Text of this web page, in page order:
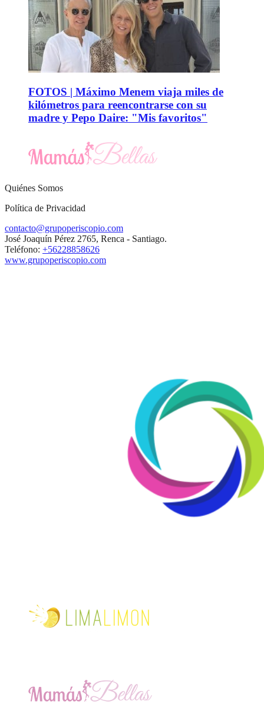
FOTOS | Máximo Menem viaja miles de
kilómetros para reencontrarse con su
madre y Pepo Daire: "Mis favoritos"
Quiénes Somos
Política de Privacidad
contacto@grupoperiscopio.com
José Joaquín Pérez 2765, Renca - Santiago.
Teléfono: +56228858626
www.grupoperiscopio.com